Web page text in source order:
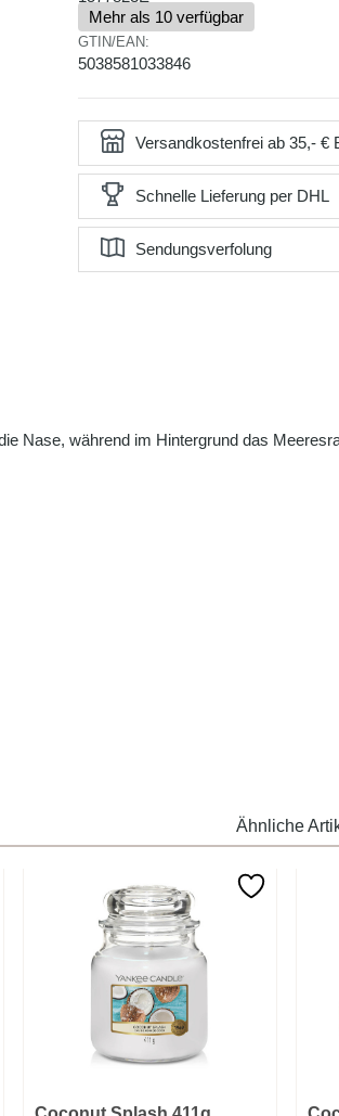
Mehr als 10 verfügbar
GTIN/EAN:
5038581033846
Versandkostenfrei ab 35,- €
Schnelle Lieferung per DHL
Sendungsverfolung
Nase, während im Hintergrund das
Ähnliche